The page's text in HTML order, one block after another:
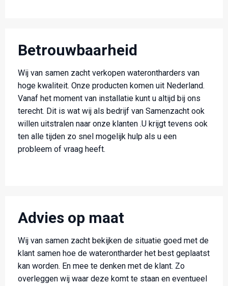
Betrouwbaarheid
Wij van samen zacht verkopen waterontharders van
hoge kwaliteit. Onze producten komen uit Nederland.
Vanaf het moment van installatie kunt u altijd bij ons
terecht. Dit is wat wij als bedrijf van Samenzacht ook
willen uitstralen naar onze klanten .U krijgt tevens ook
ten alle tijden zo snel mogelijk hulp als u een
probleem of vraag heeft.
Advies op maat
Wij van samen zacht bekijken de situatie goed met de
klant samen hoe de waterontharder het best geplaatst
kan worden. En mee te denken met de klant. Zo
overleggen wij waar deze komt te staan en eventueel